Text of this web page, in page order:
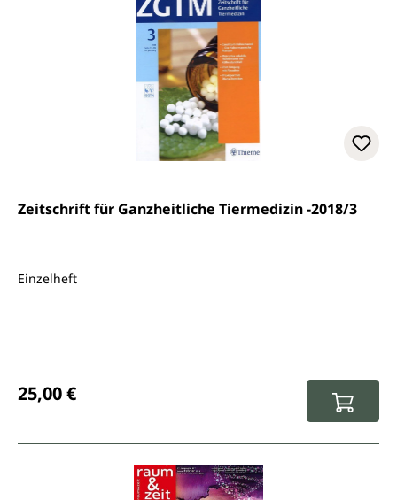
Zeitschrift für Ganzheitliche Tiermedizin -2018/3
Einzelheft
25,00 €